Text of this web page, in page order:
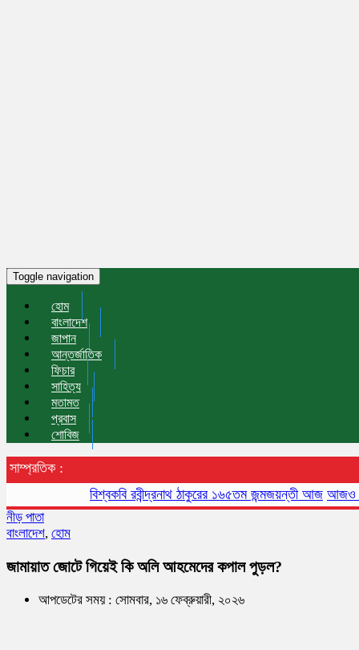
Toggle navigation
হোম
বাংলাদেশ
জাপান
আন্তর্জাতিক
ফিচার
সাহিত্য
মতামত
প্রবাস
শোবিজ
সাম্প্রতিক :
বিশ্বকবি রবীন্দ্রনাথ ঠাকুরের ১৬৫তম জন্মজয়ন্তী আজ আজও বায়ুদূষণে
নীড় পাতা
বাংলাদেশ, হোম
জামায়াত জোটে গিয়েই কি অলি আহমেদের কপাল পুড়ল?
আপডেটের সময় : সোমবার, ১৬ ফেব্রুয়ারী, ২০২৬